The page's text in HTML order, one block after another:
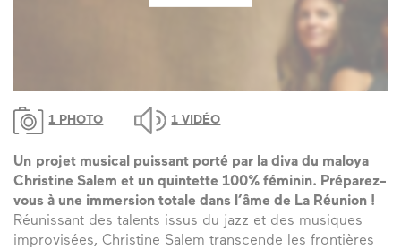
1 PHOTO 1 VIDÉO
Un projet musical puissant porté par la diva du maloya
Christine Salem et un quintette 100% féminin. Préparez-
vous à une immersion totale dans l’âme de La Réunion !
Réunissant des talents issus du jazz et des musiques
improvisées, Christine Salem transcende les frontières